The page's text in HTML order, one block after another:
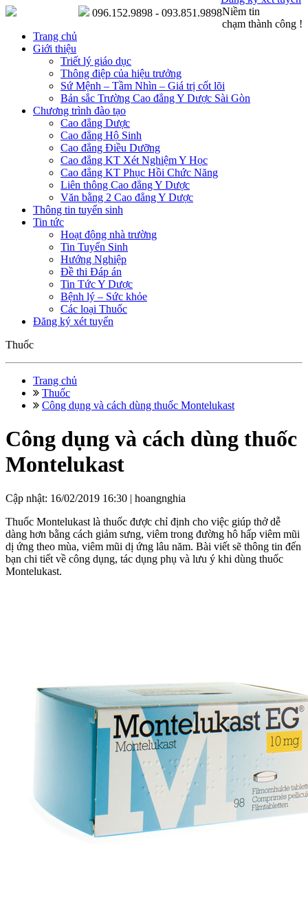
Niềm tin
chạm thành công !
096.152.9898 - 093.851.9898
Trang chủ
Giới thiệu
Triết lý giáo dục
Thông điệp của hiệu trưởng
Sứ Mệnh – Tầm Nhìn – Giá trị cốt lõi
Bản sắc Trường Cao đẳng Y Dược Sài Gòn
Chương trình đào tạo
Cao đẳng Dược
Cao đẳng Hộ Sinh
Cao đẳng Điều Dưỡng
Cao đẳng KT Xét Nghiệm Y Học
Cao đẳng KT Phục Hồi Chức Năng
Liên thông Cao đẳng Y Dược
Văn bằng 2 Cao đẳng Y Dược
Thông tin tuyển sinh
Tin tức
Hoạt động nhà trường
Tin Tuyển Sinh
Hướng Nghiệp
Đề thi Đáp án
Tin Tức Y Dược
Bệnh lý – Sức khỏe
Các loại Thuốc
Đăng ký xét tuyển
Thuốc
Trang chủ
Thuốc
Công dụng và cách dùng thuốc Montelukast
Công dụng và cách dùng thuốc
Montelukast
Cập nhật: 16/02/2019 16:30 | hoangnghia
Thuốc Montelukast là thuốc được chỉ định cho việc giúp thở dễ
dàng hơn bằng cách giảm sưng, viêm trong đường hô hấp viêm mũi
dị ứng theo mùa, viêm mũi dị ứng lâu năm. Bài viết sẽ thông tin đến
bạn chi tiết về công dụng, tác dụng phụ và lưu ý khi dùng thuốc
Montelukast.